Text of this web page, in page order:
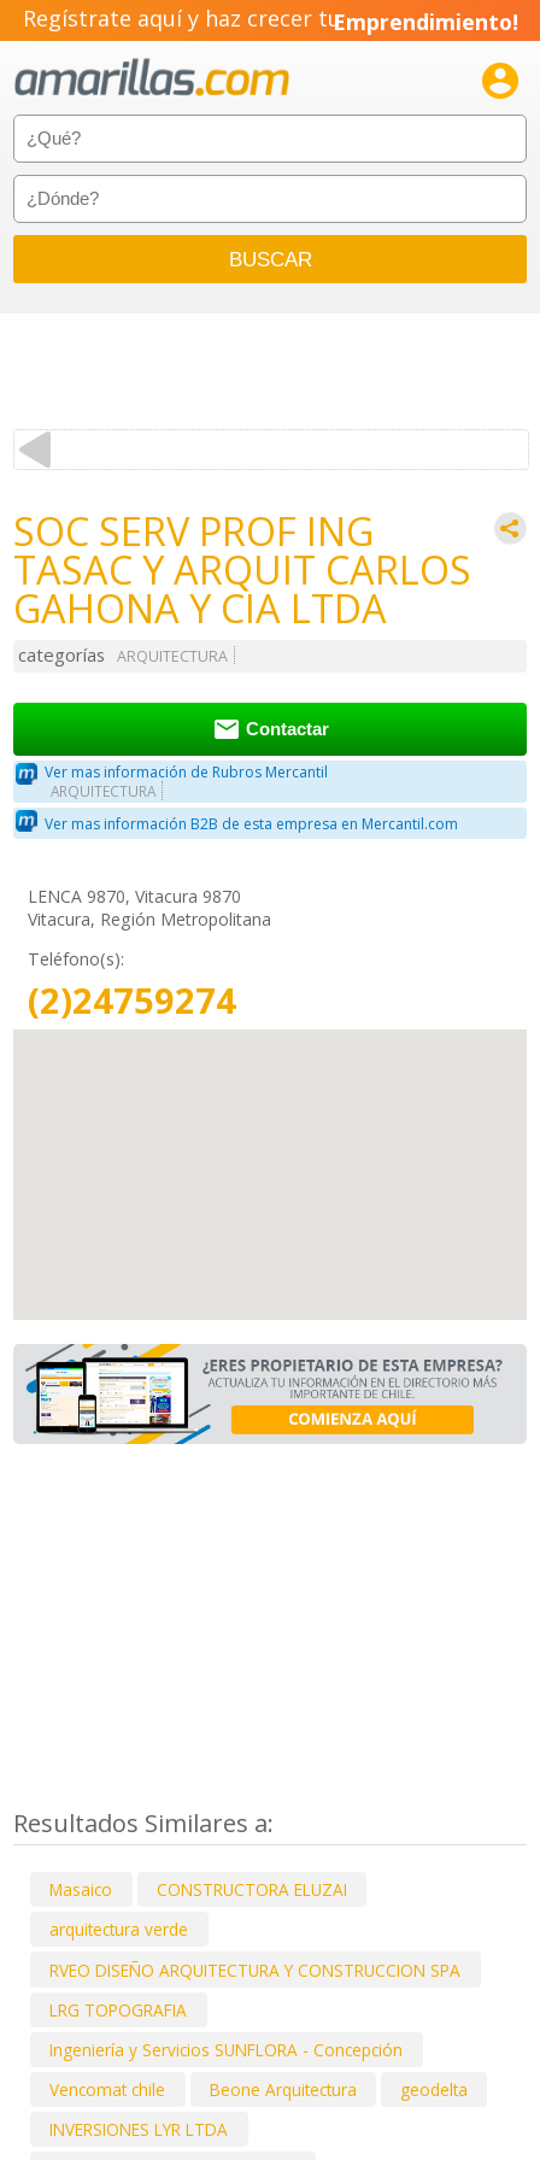
Regístrate aquí y haz crecer tuEmprendimiento!

SOC SERV PROF ING
TASAC Y ARQUIT CARLOS
GAHONA Y CIA LTDA
categorías ARQUITECTURA
 Contactar
Ver mas información de Rubros Mercantil
ARQUITECTURA
Ver mas información B2B de esta empresa en Mercantil.com
LENCA 9870, Vitacura 9870
Vitacura, Región Metropolitana
Teléfono(s):
(2)24759274
Resultados Similares a:
Masaico
CONSTRUCTORA ELUZAI
arquitectura verde
RVEO DISEÑO ARQUITECTURA Y CONSTRUCCION SPA
LRG TOPOGRAFIA
Ingeniería y Servicios SUNFLORA - Concepción
Vencomat chile
Beone Arquitectura
geodelta
INVERSIONES LYR LTDA